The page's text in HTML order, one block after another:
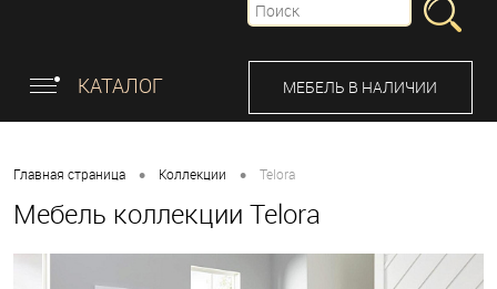
КАТАЛОГ МЕБЕЛЬ В НАЛИЧИИ
Главная страница • Коллекции • Telora
Мебель коллекции Telora